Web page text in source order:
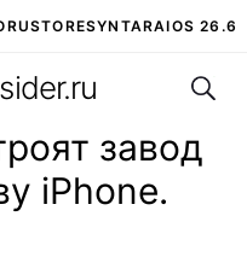
RUSTORESYNTARAIOS 26.6
ВТБ ОНЛАЙН
завод
iPhone.